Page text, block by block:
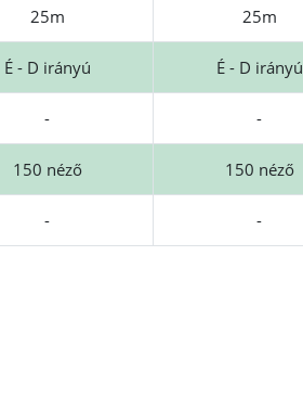
25m 25m
É - D irányú É - D irányú
- -
150 néző 150 néző
- -